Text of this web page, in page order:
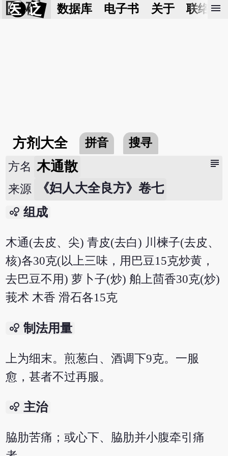
医 砭 数据库 电子书 关于 联络我
menu
方剂大全 拼音 搜寻
subject
方名 木通散
来源 《妇人大全良方》卷七
bubble_chart 组成
木通(去皮、尖) 青皮(去白) 川楝子(去皮、
核)各30克(以上三味，用巴豆15克炒黄，
去巴豆不用) 萝卜子(炒) 舶上茴香30克(炒)
莪术 木香 滑石各15克
bubble_chart 制法用量
上为细末。煎葱白、酒调下9克。一服
愈，甚者不过再服。
bubble_chart 主治
脇肋苦痛；或心下、脇肋并小腹牵引痛